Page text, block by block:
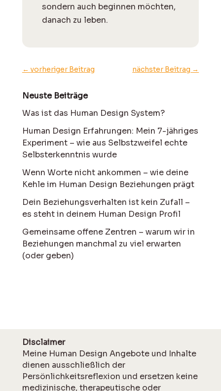
sondern auch beginnen möchten,
danach zu leben.
← vorheriger Beitrag nächster Beitrag →
Neuste Beiträge
Was ist das Human Design System?
Human Design Erfahrungen: Mein 7-jähriges
Experiment – wie aus Selbstzweifel echte
Selbsterkenntnis wurde
Wenn Worte nicht ankommen – wie deine
Kehle im Human Design Beziehungen prägt
Dein Beziehungsverhalten ist kein Zufall –
es steht in deinem Human Design Profil
Gemeinsame offene Zentren – warum wir in
Beziehungen manchmal zu viel erwarten
(oder geben)
Disclaimer
Meine Human Design Angebote und Inhalte
dienen ausschließlich der
Persönlichkeitsreflexion und ersetzen keine
medizinische, therapeutische oder